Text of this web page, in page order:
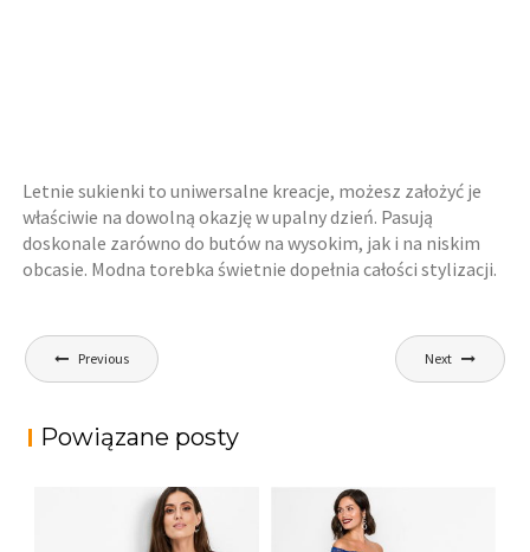
Letnie sukienki to uniwersalne kreacje, możesz założyć je
właściwie na dowolną okazję w upalny dzień. Pasują
doskonale zarówno do butów na wysokim, jak i na niskim
obcasie. Modna torebka świetnie dopełnia całości stylizacji.
Nawigacja
wpisu
Previous Next
Powiązane posty